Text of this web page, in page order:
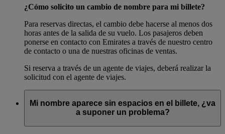
¿Cómo solicito un cambio de nombre para mi billete?
Para reservas directas, el cambio debe hacerse al menos dos
horas antes de la salida de su vuelo. Los pasajeros deben
ponerse en contacto con Emirates a través de nuestro centro
de contacto o una de nuestras oficinas de ventas.
Si reserva a través de un agente de viajes, deberá realizar la
solicitud con el agente de viajes.
Mi nombre aparece sin espacios en el billete, ¿va
a suponer un problema?